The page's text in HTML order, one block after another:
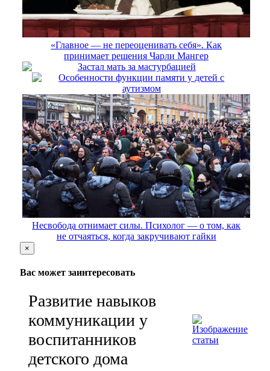
«Главное — не переоценивать себя». Как
принимает решения Чарли Мангер
Застал мать за мастурбацией
Особенности функции памяти у детей с
аутизмом
Несвобода отнимает силы. Психолог — о том, как
не отчаяться, когда закручивают гайки
×
Вас может заинтересовать
Развитие навыков
коммуникации у
воспитанников
детского дома